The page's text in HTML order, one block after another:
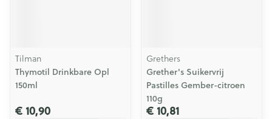
Tilman
Thymotil Drinkbare Opl
150ml
€ 10,90
Grethers
Grether's Suikervrij
Pastilles Gember-citroen
110g
€ 10,81